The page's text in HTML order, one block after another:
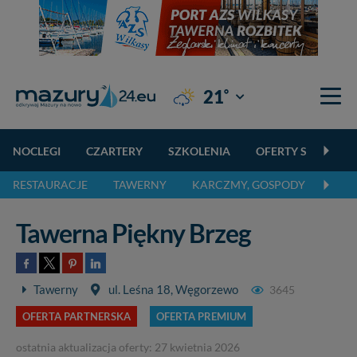
21° Giżycko
NOCLEGI CZARTERY SZKOLENIA OFERTY
RESTAURACJE TAWERNY KARCZMY, GOSPODY
Tawerna Piękny Brzeg
Tawerny ul. Leśna 18, Węgorzewo 3645
OFERTA PARTNERSKA OFERTA PREMIUM
ostatnia aktualizacja oferty: 27 kwietnia 2026